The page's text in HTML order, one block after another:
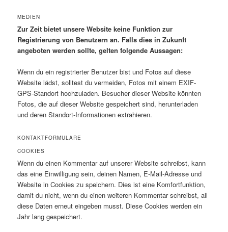
MEDIEN
Zur Zeit bietet unsere Website keine Funktion zur
Registrierung von Benutzern an. Falls dies in Zukunft
angeboten werden sollte, gelten folgende Aussagen:
Wenn du ein registrierter Benutzer bist und Fotos auf diese
Website lädst, solltest du vermeiden, Fotos mit einem EXIF-
GPS-Standort hochzuladen. Besucher dieser Website könnten
Fotos, die auf dieser Website gespeichert sind, herunterladen
und deren Standort-Informationen extrahieren.
KONTAKTFORMULARE
COOKIES
Wenn du einen Kommentar auf unserer Website schreibst, kann
das eine Einwilligung sein, deinen Namen, E-Mail-Adresse und
Website in Cookies zu speichern. Dies ist eine Komfortfunktion,
damit du nicht, wenn du einen weiteren Kommentar schreibst, all
diese Daten erneut eingeben musst. Diese Cookies werden ein
Jahr lang gespeichert.